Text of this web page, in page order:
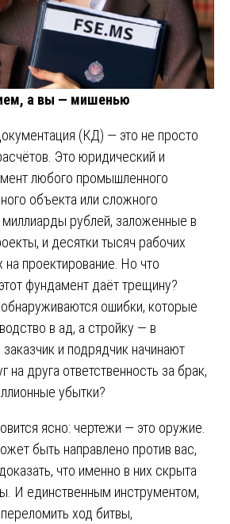
а вы — мишенью
(КД) — это не просто
Это юридический и
любого промышленного
объекта или сложного
рублей, заложенные в
и десятки тысяч рабочих
на проектирование. Но что
фундамент даёт трещину?
ошибки, которые
в ад, а стройку — в
и подрядчик начинают
на друга ответственность за брак,
убытки?
ясно: чертежи — это оружие.
быть направлено против вас,
что именно в них скрыта
И единственным инструментом,
ход битвы,